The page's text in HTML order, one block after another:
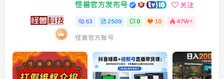
怪兽官方发布号 关注
63 2509 0 10 47W+
怪兽官方账号